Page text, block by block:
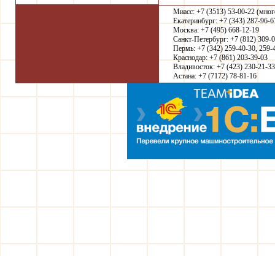
Миасс: +7 (3513) 53-00-22
Екатеринбург: +7 (343) 287-96-
Москва: +7 (495) 668-12-19
Санкт-Петербург: +7 (812) 309-
Пермь: +7 (342) 259-40-30, 259-
Краснодар: +7 (861) 203-39-03
Владивосток: +7 (423) 230-21-33
Астана: +7 (7172) 78-81-16